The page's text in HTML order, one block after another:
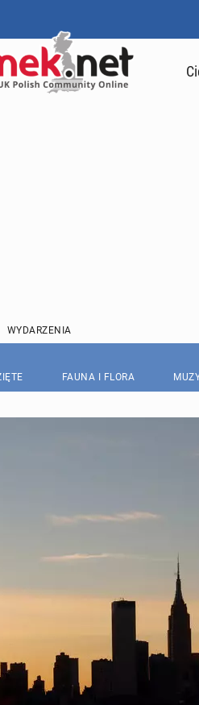
WYDARZENIA
FAUNA I FLORA